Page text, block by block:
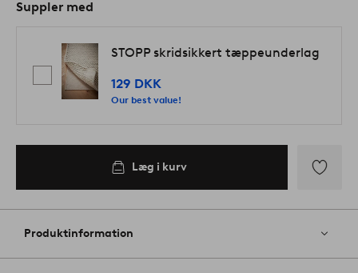
Suppler med
STOPP skridsikkert tæppeunderlag
129 DKK
Our best value!
Læg i kurv
til
Produktinformation